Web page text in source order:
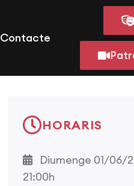
Contacte
HORARIS
Diumenge 01/06/
21:00h